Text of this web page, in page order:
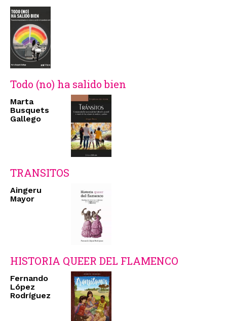
Todo (no) ha salido bien
Marta
Busquets
Gallego
TRANSITOS
Aingeru
Mayor
HISTORIA QUEER DEL FLAMENCO
Fernando
López
Rodríguez